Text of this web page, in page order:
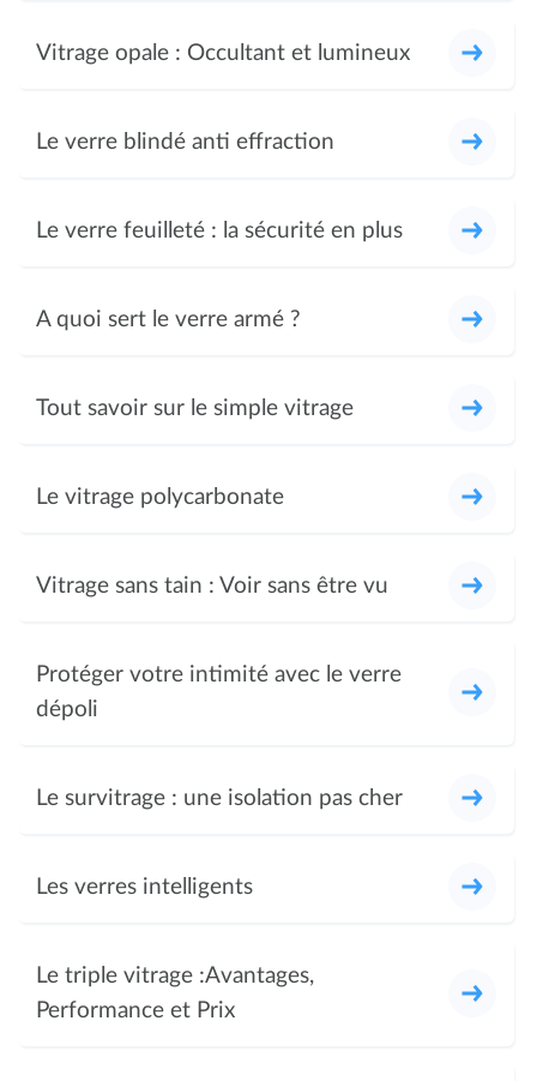
Vitrage opale : Occultant et lumineux
Le verre blindé anti effraction
Le verre feuilleté : la sécurité en plus
A quoi sert le verre armé ?
Tout savoir sur le simple vitrage
Le vitrage polycarbonate
Vitrage sans tain : Voir sans être vu
Protéger votre intimité avec le verre
dépoli
Le survitrage : une isolation pas cher
Les verres intelligents
Le triple vitrage :Avantages,
Performance et Prix